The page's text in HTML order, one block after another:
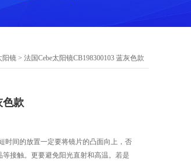
阳镜 > 法国Cebe太阳镜CB198300103 蓝灰色款
色款
时间的放置一定要将镜片的凸面向上，否
接触。更要避免阳光直射和高温。若是